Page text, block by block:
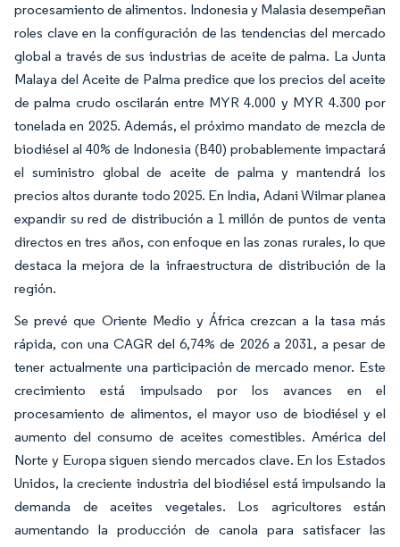
procesamiento de alimentos. Indonesia y Malasia desempeñan
roles clave en la configuración de las tendencias del mercado
global a través de sus industrias de aceite de palma. La Junta
Malaya del Aceite de Palma predice que los precios del aceite
de palma crudo oscilarán entre MYR 4.000 y MYR 4.300 por
tonelada en 2025. Además, el próximo mandato de mezcla de
biodiésel al 40% de Indonesia (B40) probablemente impactará
el suministro global de aceite de palma y mantendrá los
precios altos durante todo 2025. En India, Adani Wilmar planea
expandir su red de distribución a 1 millón de puntos de venta
directos en tres años, con enfoque en las zonas rurales, lo que
destaca la mejora de la infraestructura de distribución de la
región.
Se prevé que Oriente Medio y África crezcan a la tasa más
rápida, con una CAGR del 6,74% de 2026 a 2031, a pesar de
tener actualmente una participación de mercado menor. Este
crecimiento está impulsado por los avances en el
procesamiento de alimentos, el mayor uso de biodiésel y el
aumento del consumo de aceites comestibles. América del
Norte y Europa siguen siendo mercados clave. En los Estados
Unidos, la creciente industria del biodiésel está impulsando la
demanda de aceites vegetales. Los agricultores están
aumentando la producción de canola para satisfacer las